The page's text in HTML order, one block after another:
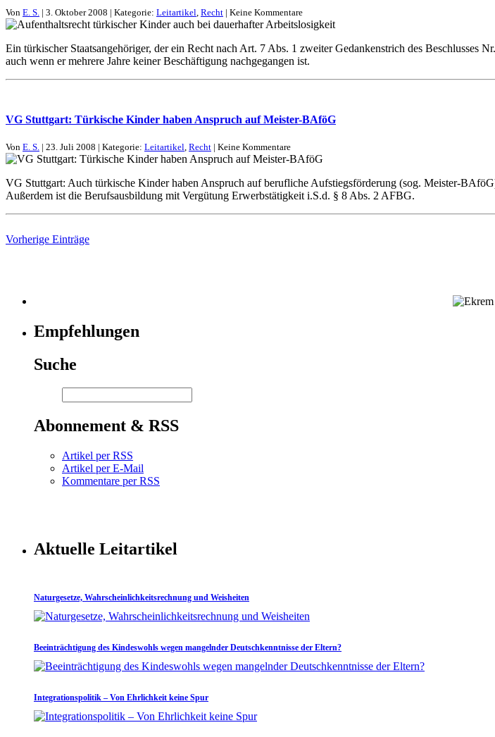
Von E. S. | 3. Oktober 2008 | Kategorie: Leitartikel, Recht | Keine Kommentare
Ein türkischer Staatsangehöriger, der ein Recht nach Art. 7 Abs. 1 zweiter Gedankenstrich des Beschlusses
auch wenn er mehrere Jahre keiner Beschäftigung nachgegangen ist.
VG Stuttgart: Türkische Kinder haben Anspruch auf Meister-BAföG
Von E. S. | 23. Juli 2008 | Kategorie: Leitartikel Recht | Keine Kommentare
VG Stuttgart: Auch türkische Kinder haben Anspruch auf berufliche Aufstiegsförderung (sog. Meister-
Außerdem ist die Berufsausbildung mit Vergütung Erwerbstätigkeit i.S.d. § 8 Abs. 2 AFBG.
Vorherige Einträge
Empfehlungen
Suche
Abonnement & RSS
Artikel per RSS
Artikel per E-Mail
Kommentare per RSS
Aktuelle Leitartikel
Naturgesetze, Wahrscheinlichkeitsrechnung und Weisheiten
Beeinträchtigung des Kindeswohls wegen mangelnder Deutschkenntnisse der Eltern?
Integrationspolitik – Von Ehrlichkeit keine Spur